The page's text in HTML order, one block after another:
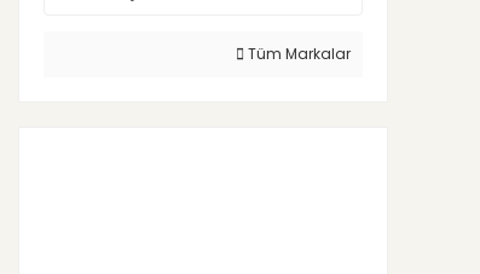
Tüm Markalar